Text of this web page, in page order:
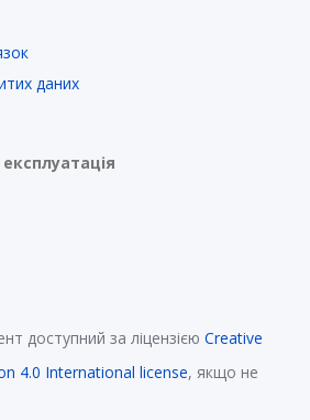
даних
доступний за ліцензією Creative
4.0 International license, якщо не